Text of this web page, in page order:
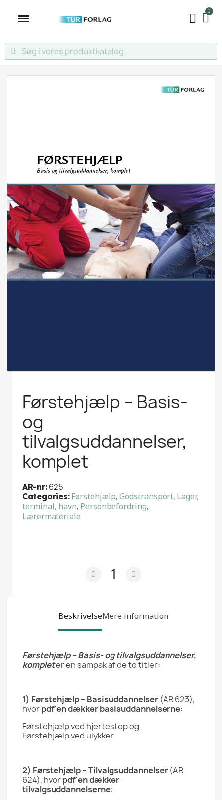
Førstehjælp – Basis-
og
tilvalgsuddannelser,
komplet
AR-nr 625
Categories Førstehjælp,Godstransport, Lager,
terminal, havn, Personbefordring,
Lærermateriale
BeskrivelseMere information
Førstehjælp – Basis- og tilvalgsuddannelser,
kompleter en sampak af de to titler:
1) Førstehjælp – Basisuddannelser (AR 623),
hvorpdf'en dækker basisuddannelserne:
Førstehjælp ved hjertestop og
Førstehjælp ved ulykker.
2) Førstehjælp – Tilvalgsuddannelser (AR
624), hvorpdf'en dækker
tilvalgsuddannelserne: